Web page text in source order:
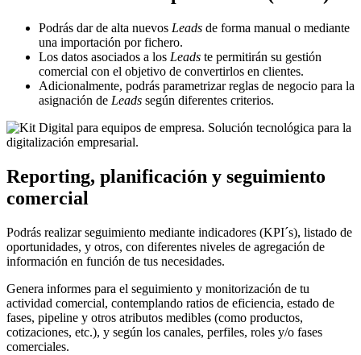
Podrás dar de alta nuevos Leads de forma manual o mediante
una importación por fichero.
Los datos asociados a los Leads te permitirán su gestión
comercial con el objetivo de convertirlos en clientes.
Adicionalmente, podrás parametrizar reglas de negocio para la
asignación de Leads según diferentes criterios.
Reporting, planificación y seguimiento
comercial
Podrás realizar seguimiento mediante indicadores (KPI´s), listado de
oportunidades, y otros, con diferentes niveles de agregación de
información en función de tus necesidades.
Genera informes para el seguimiento y monitorización de tu
actividad comercial, contemplando ratios de eficiencia, estado de
fases, pipeline y otros atributos medibles (como productos,
cotizaciones, etc.), y según los canales, perfiles, roles y/o fases
comerciales.